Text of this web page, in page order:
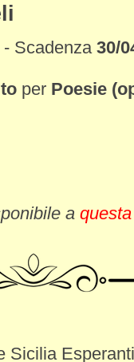
- Scadenza 30/
per Poesie
a
Sicilia